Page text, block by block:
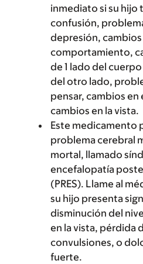
inmediato si su hijo
confusión,
depresión, cambios
comportamiento,
de 1 lado del
del otro lado,
pensar, cambios en
cambios en la vista.
Este medicamento
problema cerebral
mortal, llamado
encefalopatía
(PRES). Llame al
su hijo presenta
disminución del
en la vista, pérdida
convulsiones, o
fuerte.